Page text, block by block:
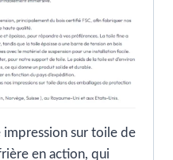
sur toile de
en action, qui